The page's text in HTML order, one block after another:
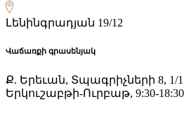
Լենինգրադյան 19/12
Վաճառքի գրասենյակ
Ք. Երեւան, Տպագրիչների 8, 1/1
Երկուշաբթի-Ուրբաթ, 9:30-18:30